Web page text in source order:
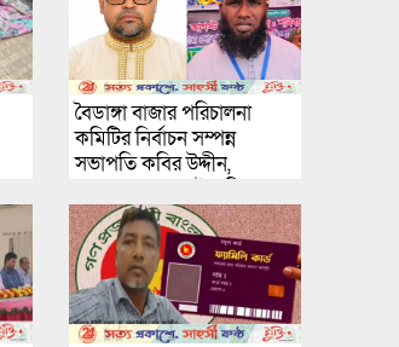
বৈডাঙ্গা বাজার পরিচালনা
কমিটির নির্বাচন সম্পন্ন
সভাপতি কবির উদ্দীন,